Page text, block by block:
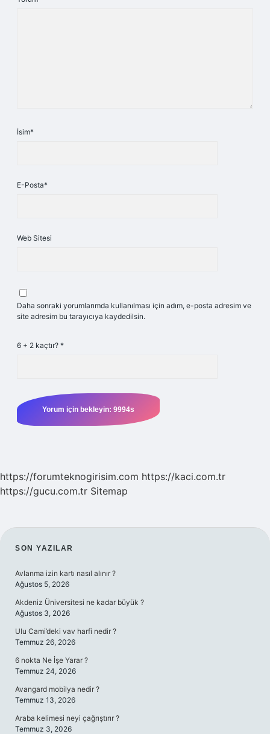
İsim*
E-Posta*
Web Sitesi
Daha sonraki yorumlarımda kullanılması için adım, e-posta adresim ve
site adresim bu tarayıcıya kaydedilsin.
6 + 2 kaçtır? *
https://forumteknogirisim.com https://kaci.com.tr
https://gucu.com.tr Sitemap
SIDEBAR
SON YAZILAR
Avlanma izin kartı nasıl alınır ?
Ağustos 5, 2026
Akdeniz Üniversitesi ne kadar büyük ?
Ağustos 3, 2026
Ulu Cami’deki vav harfi nedir ?
Temmuz 26, 2026
6 nokta Ne İşe Yarar ?
Temmuz 24, 2026
Avangard mobilya nedir ?
Temmuz 13, 2026
Araba kelimesi neyi çağrıştırır ?
Temmuz 3, 2026